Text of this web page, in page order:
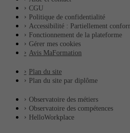
CGU
Politique de confidentialité
Accessibilité : Partiellement
Fonctionnement de la plateforme
Gérer mes cookies
Avis MaFormation
Plan du site
Plan du site par diplôme
Observatoire des métiers
Observatoire des compétences
HelloWorkplace